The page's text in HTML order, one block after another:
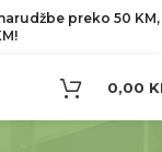
preko 50 KM,
0,00